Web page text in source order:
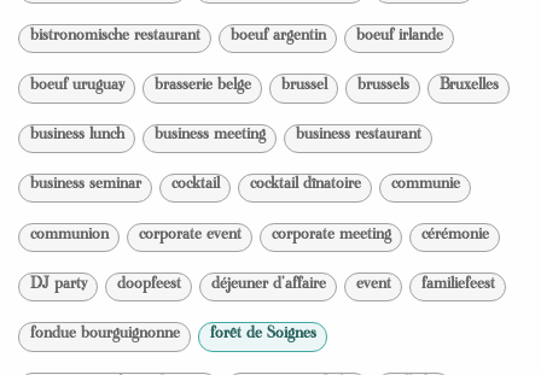
bistronomische restaurant boeuf argentin boeuf irlande
boeuf uruguay brasserie belge brussel brussels Bruxelles
business lunch business meeting business restaurant
business seminar cocktail cocktail dînatoire communie
communion corporate event corporate meeting cérémonie
DJ party doopfeest déjeuner d'affaire event familiefeest
fondue bourguignonne forêt de Soignes